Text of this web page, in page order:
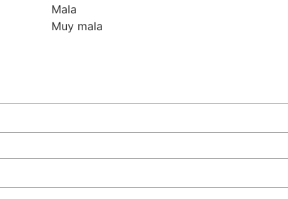
Mala
Muy mala